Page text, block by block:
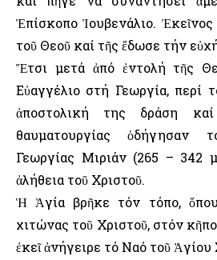
Ἐπίσκοπο Ἰουβενάλιο.
τοῦ Θεοῦ καί τῆς ἔδωσε τήν
Ἔτσι μετά ἀπό ἐντολή τῆς
Εὐαγγέλιο στή Γεωργία,
ἀποστολική της δράση
θαυματουργίας ὁδήγησαν
Γεωργίας Μιριάν (265 – 342
ἀλήθεια τοῦ Χριστοῦ.
Ἡ Ἁγία βρῆκε τόν τόπο, ὅπου
χιτώνας τοῦ Χριστοῦ, στόν
ἐκεῖ ἀνήγειρε τό Ναό τοῦ Ἁγίου